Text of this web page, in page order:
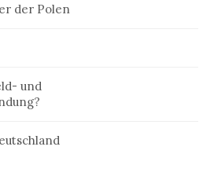
der Polen
und